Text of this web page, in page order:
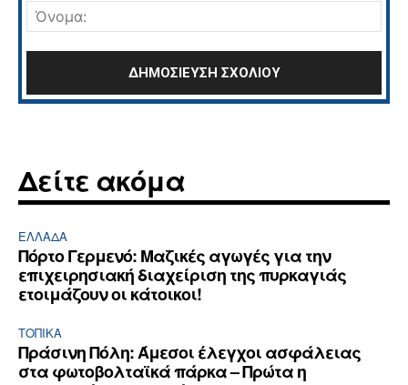
Δείτε ακόμα
ΕΛΛΆΔΑ
Πόρτο Γερμενό: Μαζικές αγωγές για την
επιχειρησιακή διαχείριση της πυρκαγιάς
ετοιμάζουν οι κάτοικοι!
ΤΟΠΙΚΑ
Πράσινη Πόλη: Άμεσοι έλεγχοι ασφάλειας
στα φωτοβολταϊκά πάρκα – Πρώτα η